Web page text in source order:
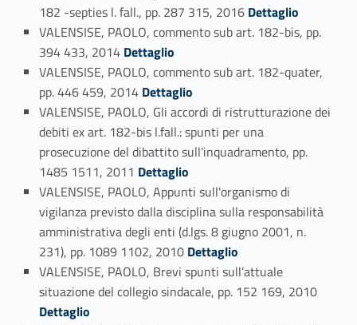
182 -septies l. fall., pp. 287 315, 2016 Link identifier #identifier_person_32021-48
Dettaglio
VALENSISE, PAOLO, commento sub art. 182-bis, pp.
394 433, 2014 Link identifier #identifier_person_53257-49
Dettaglio
VALENSISE, PAOLO, commento sub art. 182-quater,
pp. 446 459, 2014 Link identifier #identifier_person_34750-50
Dettaglio
VALENSISE, PAOLO, Gli accordi di ristrutturazione dei
debiti ex art. 182-bis l.fall.: spunti per una
prosecuzione del dibattito sull’inquadramento, pp.
1485 1511, 2011 Link identifier #identifier_person_148985-51
Dettaglio
VALENSISE, PAOLO, Appunti sull'organismo di
vigilanza previsto dalla disciplina sulla responsabilità
amministrativa degli enti (d.lgs. 8 giugno 2001, n.
231), pp. 1089 1102, 2010 Link identifier #identifier_person_89842-52
Dettaglio
VALENSISE, PAOLO, Brevi spunti sull’attuale
situazione del collegio sindacale, pp. 152 169, 2010
Dettaglio